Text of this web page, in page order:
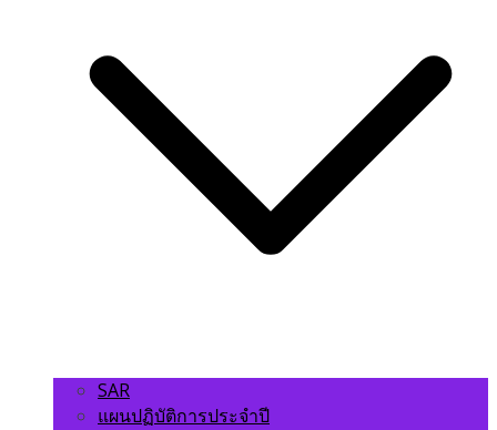
SAR
แผนปฏิบัติการประจำปี